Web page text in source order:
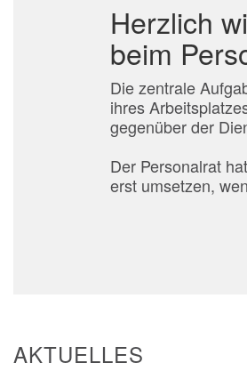
Herzlich
beim
Die zentrale
ihres
gegenüber der
Der Personalrat
erst umsetzen,
AKTUELLES